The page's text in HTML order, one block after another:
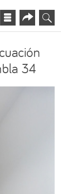
34